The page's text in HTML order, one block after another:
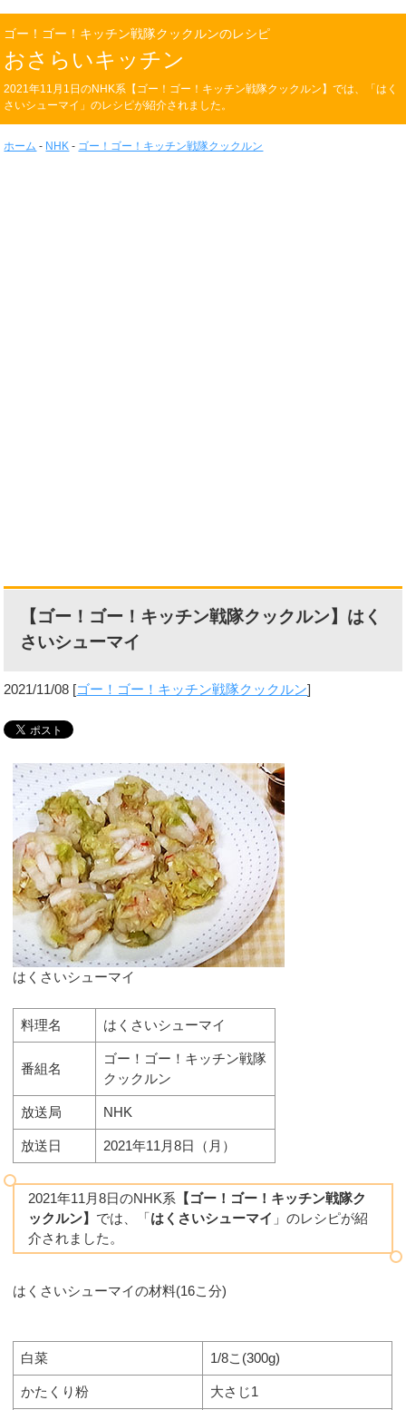
ゴー！ゴー！キッチン戦隊クックルンのレシピ
おさらいキッチン
2021年11月1日のNHK系【ゴー！ゴー！キッチン戦隊クックルン】では、「はく
さいシューマイ」のレシピが紹介されました。
ホーム - NHK - ゴー！ゴー！キッチン戦隊クックルン
【ゴー！ゴー！キッチン戦隊クックルン】はく
さいシューマイ
2021/11/08 [ゴー！ゴー！キッチン戦隊クックルン]
はくさいシューマイ
料理名 はくさいシューマイ
番組名
ゴー！ゴー！キッチン戦隊
クックルン
放送局 NHK
放送日 2021年11月8日（月）
2021年11月8日のNHK系 【ゴー！ゴー！キッチン戦隊ク
ックルン】 では、「はくさいシューマイ 」のレシピが紹
介されました。
はくさいシューマイの材料(16こ分)
白菜 1/8こ(300g)
かたくり粉 大さじ1